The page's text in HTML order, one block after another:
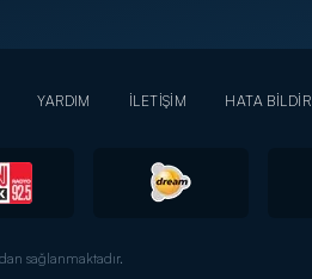
YARDIM İLETİŞİM HATA BİLDİR
sağlanmaktadır.